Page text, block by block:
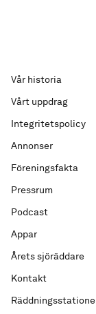
Vår historia
Vårt uppdrag
Integritetspolicy
Annonser
Föreningsfakta
Pressrum
Podcast
Appar
Årets sjöräddare
Kontakt